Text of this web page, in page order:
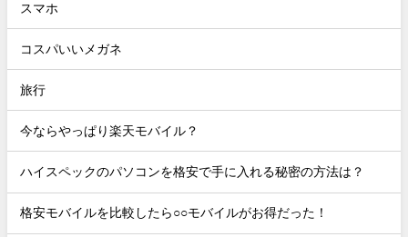
スマホ
コスパいいメガネ
旅行
今ならやっぱり楽天モバイル？
ハイスペックのパソコンを格安で手に入れる秘密の方法は？
格安モバイルを比較したら○○モバイルがお得だった！